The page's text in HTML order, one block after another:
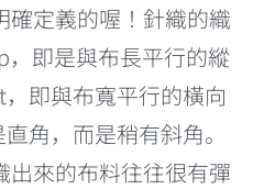
定義的喔！針織的織
即是與布長平行的縱
即與布寬平行的橫向
角，而是稍有斜角。
來的布料往往很有彈